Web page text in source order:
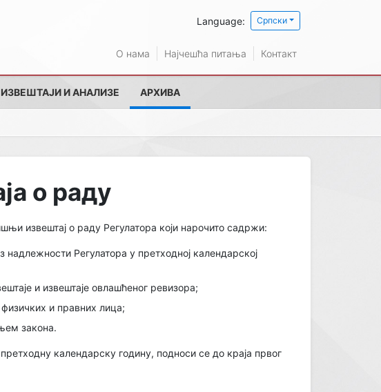
Language: Српски
О нама Најчешћа питања Контакт
ИЗВЕШТАЈИ И АНАЛИЗЕ АРХИВА
о раду
извештај о раду Регулатора који нарочито садржи:
Регулатора у претходној календарској
и извештаје овлашћеног ревизора;
и правних лица;
закона.
календарску годину, подноси се до краја првог